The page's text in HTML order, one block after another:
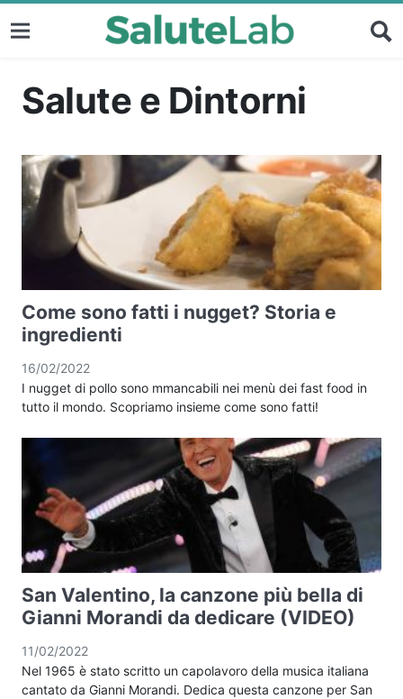
Salute e Dintorni
Come sono fatti i nugget? Storia e
ingredienti
16/02/2022
I nugget di pollo sono mmancabili nei menù dei fast food in
tutto il mondo. Scopriamo insieme come sono fatti!
San Valentino, la canzone più bella di
Gianni Morandi da dedicare (VIDEO)
11/02/2022
Nel 1965 è stato scritto un capolavoro della musica italiana
cantato da Gianni Morandi. Dedica questa canzone per San